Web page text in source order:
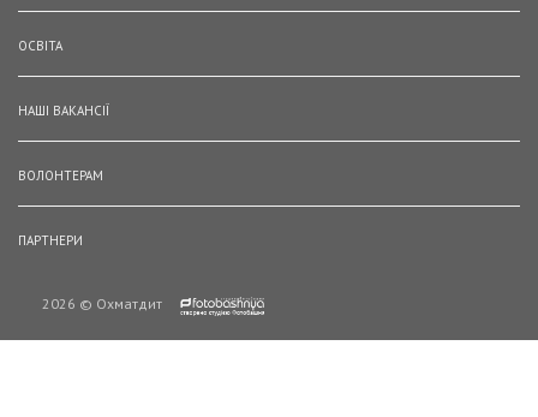
ОСВІТА
НАШІ ВАКАНСІЇ
ВОЛОНТЕРАМ
ПАРТНЕРИ
2026 © Охматдит